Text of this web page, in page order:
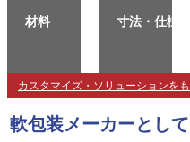
材料 寸法・仕様
カスタマイズ・ソリューションを
軟包装メーカーとし